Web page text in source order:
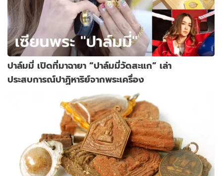
ปาล์มมี่ เปิดที่มาฉายา “ปาล์มมี่วัดสะแก” เล่า
ประสบการณ์ปาฏิหาริย์จากพระเครื่อง